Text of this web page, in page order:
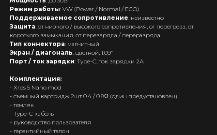
Режим работы: VW (Power / Normal / ECO)
Поддерживаемое сопротивление: неизвестно
Защита: от низкого / высокого сопротивления, от перегрева, от
короткого замыкания, от перезаряда / переразряда
Тип коннектора: магнитный
Экран / диагональ: цветной, 1.09”
Порт / ток зарядки: Type-C, ток зарядки 2А
Комплектация:
- Xros 5 Nano mod
- съемный картридж 2шт 0.4 / 0.8Ω (один предустановлен)
- темляк
- Type-C кабель
- руководство пользователя
- гарантийный талон